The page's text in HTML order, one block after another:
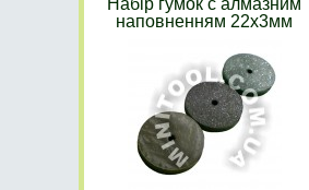
Набір гумок с алмазним
наповненням 22х3мм